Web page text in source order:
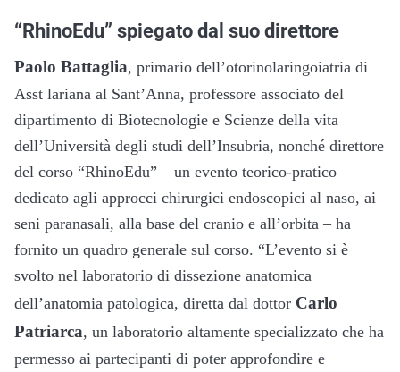
“RhinoEdu” spiegato dal suo direttore
Paolo Battaglia, primario dell’otorinolaringoiatria di
Asst lariana al Sant’Anna, professore associato del
dipartimento di Biotecnologie e Scienze della vita
dell’Università degli studi dell’Insubria, nonché direttore
del corso “RhinoEdu” – un evento teorico-pratico
dedicato agli approcci chirurgici endoscopici al naso, ai
seni paranasali, alla base del cranio e all’orbita – ha
fornito un quadro generale sul corso. “L’evento si è
svolto nel laboratorio di dissezione anatomica
dell’anatomia patologica, diretta dal dottor Carlo
Patriarca, un laboratorio altamente specializzato che ha
permesso ai partecipanti di poter approfondire e